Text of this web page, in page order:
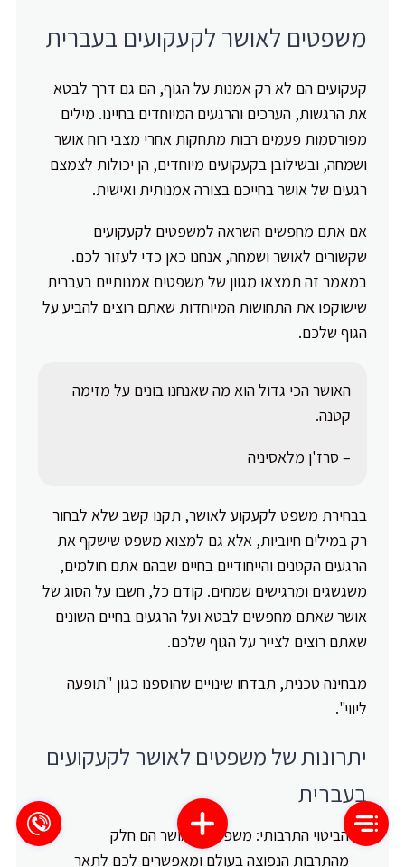
משפטים לאושר לקעקועים בעברית
קעקועים הם לא רק אמנות על הגוף, הם גם דרך לבטא
את הרגשות, הערכים והרגעים המיוחדים בחיינו. מילים
מפורסמות פעמים רבות מתחקות אחרי מצבי רוח אושר
ושמחה, ובשילובן בקעקועים מיוחדים, הן יכולות לצמצם
רגעים של אושר בחייכם בצורה אמנותית ואישית.
אם אתם מחפשים השראה למשפטים לקעקועים
שקשורים לאושר ושמחה, אנחנו כאן כדי לעזור לכם.
במאמר זה תמצאו מגוון של משפטים אמנותיים בעברית
שישוקפו את התחושות המיוחדות שאתם רוצים להביע על
הגוף שלכם.
האושר הכי גדול הוא מה שאנחנו בונים על מזימה
קטנה.
– סרז'ן מלאסיניה
בבחירת משפט לקעקוע לאושר, תקנו קשב שלא לבחור
רק במילים חיוביות, אלא גם למצוא משפט שישקף את
הרגעים הקטנים והייחודיים בחיים שבהם אתם חולמים,
משגשגים ומרגישים שמחים. קודם כל, חשבו על הסוג של
אושר שאתם מחפשים לבטא ועל הרגעים בחיים השונים
שאתם רוצים לצייר על הגוף שלכם.
מבחינה טכנית, תבדחו שינויים שהוספנו כגון "תופעה
ליווי".
יתרונות של משפטים לאושר לקעקועים
בעברית
הביטוי התרבותי: משפטים לאושר הם חלק
מהתרבות הנפוצה בעולם ומאפשרים לכם לתאר